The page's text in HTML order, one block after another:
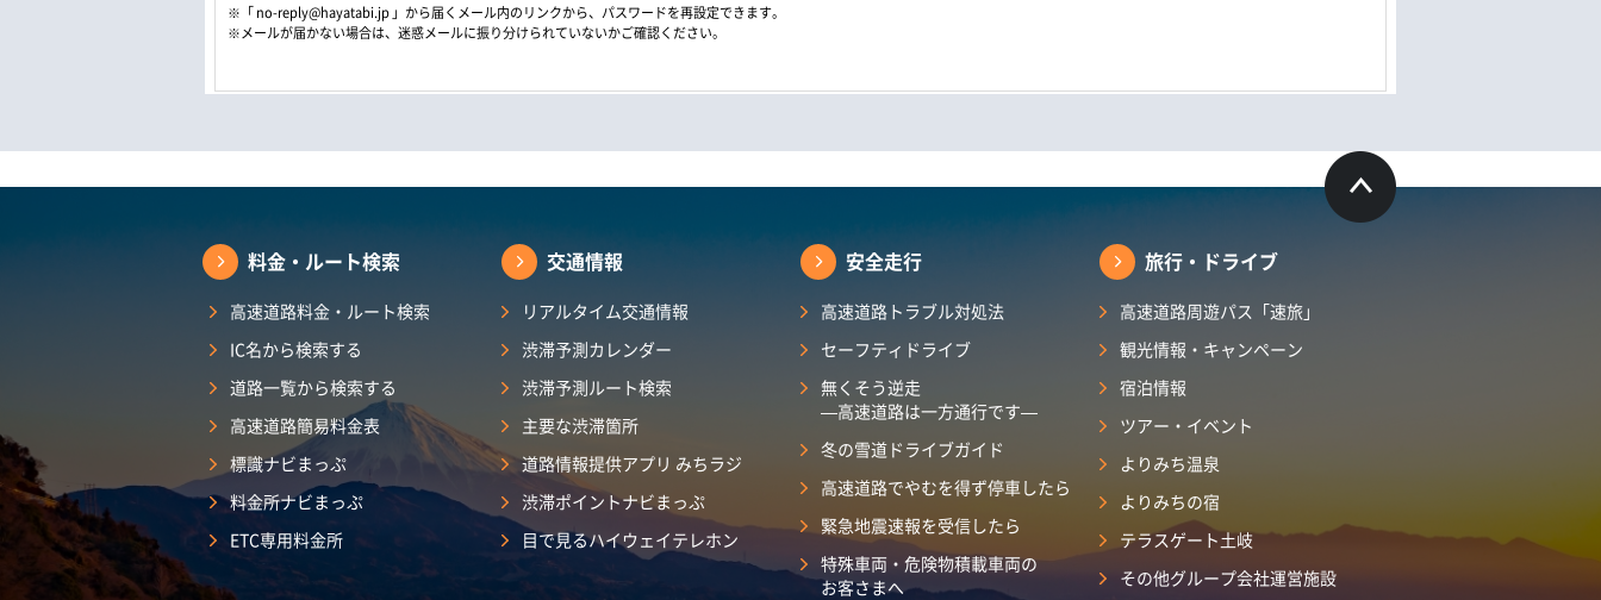
※「 no-reply@hayatabi.jp 」から届くメール内のリンクから、パスワードを再設定できます。
※メールが届かない場合は、迷惑メールに振り分けられていないかご確認ください。
料金・ルート検索
高速道路料金・ルート検索
IC名から検索する
道路一覧から検索する
高速道路簡易料金表
標識ナビまっぷ
料金所ナビまっぷ
ETC専用料金所
交通情報
リアルタイム交通情報
渋滞予測カレンダー​
渋滞予測ルート検索
主要な渋滞箇所
道路情報提供アプリ みちラジ
渋滞ポイントナビまっぷ
目で見るハイウェイテレホン
安全走行
高速道路トラブル対処法
セーフティドライブ
無くそう逆走
―高速道路は一方通行です―
冬の雪道ドライブガイド
高速道路でやむを得ず停車したら
緊急地震速報を受信したら
特殊車両・危険物積載車両の
お客さまへ
旅行・ドライブ
高速道路周遊パス「速旅」
観光情報・キャンペーン
宿泊情報
ツアー・イベント
よりみち温泉
よりみちの宿
テラスゲート土岐
その他グループ会社運営施設